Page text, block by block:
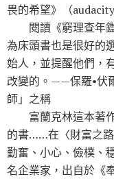
畏的希望》（audacity
閱讀《窮理查年鑑
為床頭書也是很好的
始人，並提醒他們，
改變的。——保羅•伏
師」之稱
富蘭克林這本著作
的書……在〈財富之路
勤奮、小心、儉樸、
名企業家，出自於《